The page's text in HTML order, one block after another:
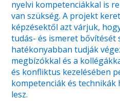
nyelvi kompetenciákkal is
van szükség. A projekt
képzésektől azt várjuk,
tudás- és ismeret bővítését
hatékonyabban tudják
megbízókkal és a
és konfliktus kezelésében
kompetenciák és
lesz.